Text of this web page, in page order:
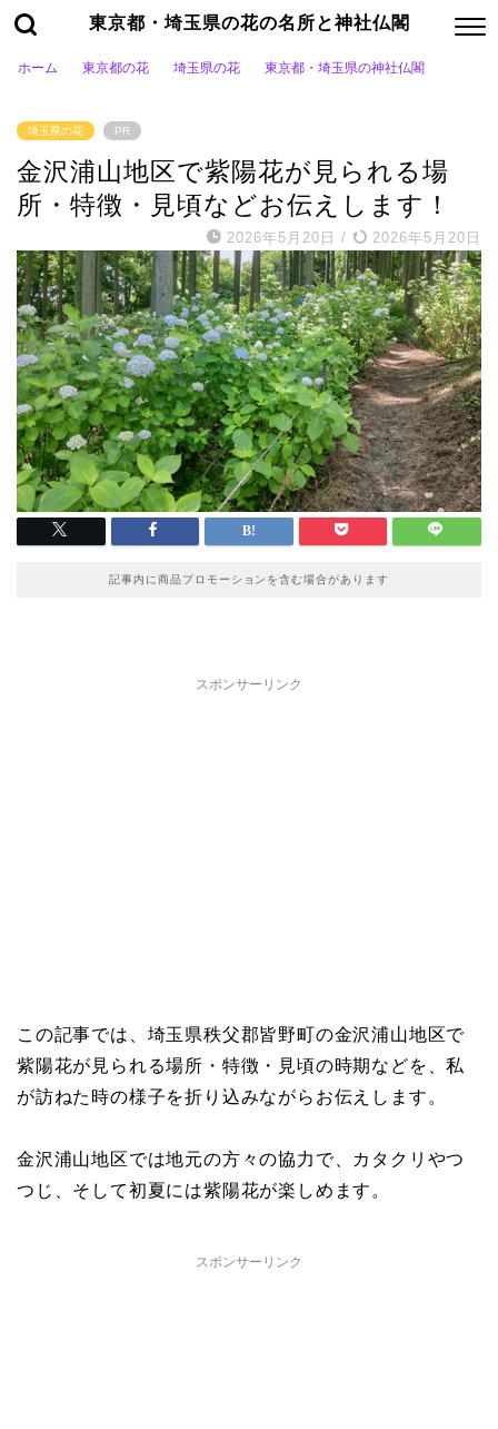
東京都・埼玉県の花の名所と神社仏閣
ホーム 東京都の花 埼玉県の花 東京都・埼玉県の神社仏閣
埼玉県の花 PR
金沢浦山地区で紫陽花が見られる場
所・特徴・見頃などお伝えします！
2026年5月20日 / 2026年5月20日
記事内に商品プロモーションを含む場合があります
スポンサーリンク
この記事では、埼玉県秩父郡皆野町の金沢浦山地区で
紫陽花が見られる場所・特徴・見頃の時期などを、私
が訪ねた時の様子を折り込みながらお伝えします。
金沢浦山地区では地元の方々の協力で、カタクリやつ
つじ、そして初夏には紫陽花が楽しめます。
スポンサーリンク